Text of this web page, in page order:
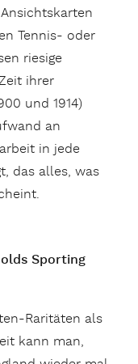
Tennis- oder
riesige
ihrer
und 1914)
an
in jede
das alles, was
Sporting
Raritäten als
kann man,